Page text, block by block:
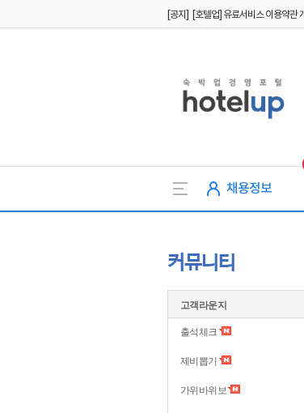
채용정보
커뮤니티
고객라운지
출석체크
제비뽑기
가위바위보